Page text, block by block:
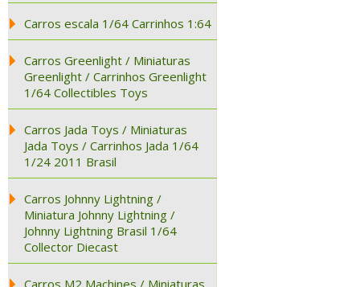
Carros escala 1/64 Carrinhos 1:64
Carros Greenlight / Miniaturas
Greenlight / Carrinhos Greenlight
1/64 Collectibles Toys
Carros Jada Toys / Miniaturas
Jada Toys / Carrinhos Jada 1/64
1/24 2011 Brasil
Carros Johnny Lightning /
Miniatura Johnny Lightning /
Johnny Lightning Brasil 1/64
Collector Diecast
Carros M2 Machines / Miniaturas